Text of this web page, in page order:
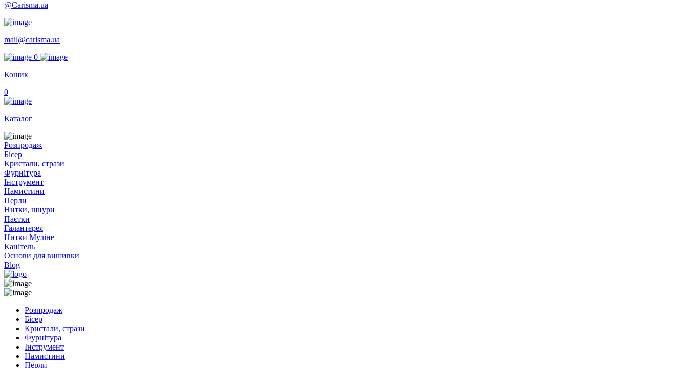
@Carisma.ua
mail@carisma.ua
0
Кошик
0
Каталог
Розпродаж
Бісер
Кристали, стрази
Фурнітура
Інструмент
Намистини
Перли
Нитки, шнури
Паєтки
Галантерея
Нитки Муліне
Канітель
Основи для вишивки
Blog
Розпродаж
Бісер
Кристали, стрази
Фурнітура
Інструмент
Намистини
Перли